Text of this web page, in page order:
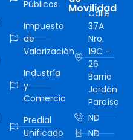
Públicos
Impuesto
de
Valorización
Industría
y
Comercio
Predial
Unificado
Movilidad
Calle
37A
Nro.
19C -
26
Barrio
Jordán
Paraíso
ND
ND